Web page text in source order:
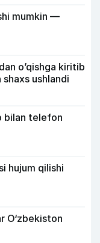
mumkin —
o’qishga kiritib
shaxs ushlandi
bilan telefon
hujum qilishi
O‘zbekiston